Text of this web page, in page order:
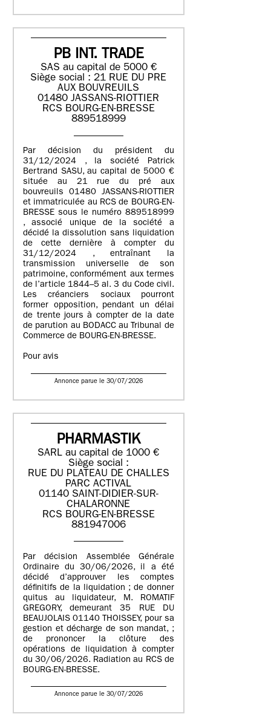
PB INT. TRADE
SAS au capital de 5000 €
Siège social : 21 RUE DU PRE
AUX BOUVREUILS
01480 JASSANS-RIOTTIER
RCS BOURG-EN-BRESSE
889518999
Par décision du président du
31/12/2024 , la société Patrick
Bertrand SASU, au capital de 5000 €
située au 21 rue du pré aux
bouvreuils 01480 JASSANS-RIOTTIER
et immatriculée au RCS de BOURG-EN-
BRESSE sous le numéro 889518999
, associé unique de la société a
décidé la dissolution sans liquidation
de cette dernière à compter du
31/12/2024 , entraînant la
transmission universelle de son
patrimoine, conformément aux termes
de l’article 1844–5 al. 3 du Code civil.
Les créanciers sociaux pourront
former opposition, pendant un délai
de trente jours à compter de la date
de parution au BODACC au Tribunal de
Commerce de BOURG-EN-BRESSE.
Pour avis
Annonce parue le 30/07/2026
PHARMASTIK
SARL au capital de 1000 €
Siège social :
RUE DU PLATEAU DE CHALLES
PARC ACTIVAL
01140 SAINT-DIDIER-SUR-
CHALARONNE
RCS BOURG-EN-BRESSE
881947006
Par décision Assemblée Générale
Ordinaire du 30/06/2026, il a été
décidé d’approuver les comptes
définitifs de la liquidation ; de donner
quitus au liquidateur, M. ROMATIF
GREGORY, demeurant 35 RUE DU
BEAUJOLAIS 01140 THOISSEY, pour sa
gestion et décharge de son mandat, ;
de prononcer la clôture des
opérations de liquidation à compter
du 30/06/2026. Radiation au RCS de
BOURG-EN-BRESSE.
Annonce parue le 30/07/2026